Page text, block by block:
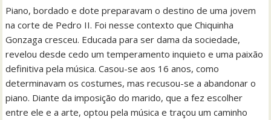
Piano, bordado e dote preparavam o destino de uma jovem
na corte de Pedro II. Foi nesse contexto que Chiquinha
Gonzaga cresceu. Educada para ser dama da sociedade,
revelou desde cedo um temperamento inquieto e uma paixão
definitiva pela música. Casou-se aos 16 anos, como
determinavam os costumes, mas recusou-se a abandonar o
piano. Diante da imposição do marido, que a fez escolher
entre ele e a arte, optou pela música e traçou um caminho